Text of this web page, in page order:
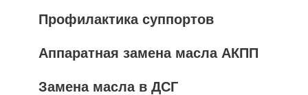
Профилактика суппортов
Аппаратная замена масла АКПП
Замена масла в ДСГ